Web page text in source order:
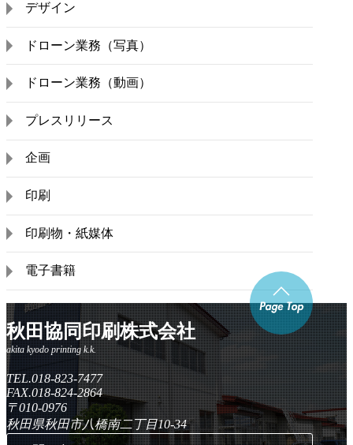
デザイン
ドローン業務（写真）
ドローン業務（動画）
プレスリリース
企画
印刷
印刷物・紙媒体
電子書籍
秋田協同印刷株式会社
TEL.018-823-7477
FAX.018-824-2864
〒010-0976
秋田県秋田市八橋南二丁目10-34